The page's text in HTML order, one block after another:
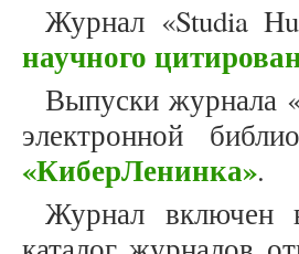
Журнал «Studia
научного
Выпуски журнала
электронной
«КиберЛенинка».
Журнал включен